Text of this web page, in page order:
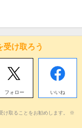
受け取ろう
フォロー いいね
け取ることをお勧めします。 ※